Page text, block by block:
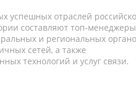
успешных отраслей
составляют топ-
и региональных
сетей, а также
технологий и услуг связи.